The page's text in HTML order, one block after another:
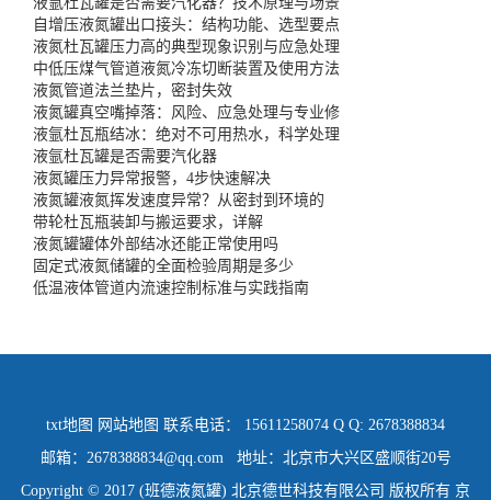
自增压液氮罐出口接头：结构功能、选型要点
液氮杜瓦罐压力高的典型现象识别与应急处理
中低压煤气管道液氮冷冻切断装置及使用方法
液氮管道法兰垫片，密封失效
液氮罐真空嘴掉落：风险、应急处理与专业修
液氩杜瓦瓶结冰：绝对不可用热水，科学处理
液氩杜瓦罐是否需要汽化器
液氮罐压力异常报警，4步快速解决
液氮罐液氮挥发速度异常？从密封到环境的
带轮杜瓦瓶装卸与搬运要求，详解
液氮罐罐体外部结冰还能正常使用吗
固定式液氮储罐的全面检验周期是多少
低温液体管道内流速控制标准与实践指南
txt地图 网站地图 联系电话： 15611258074 Q Q: 2678388834
邮箱：2678388834@qq.com 地址：北京市大兴区盛顺街20号
Copyright © 2017 (班德液氮罐) 北京德世科技有限公司 版权所有 京